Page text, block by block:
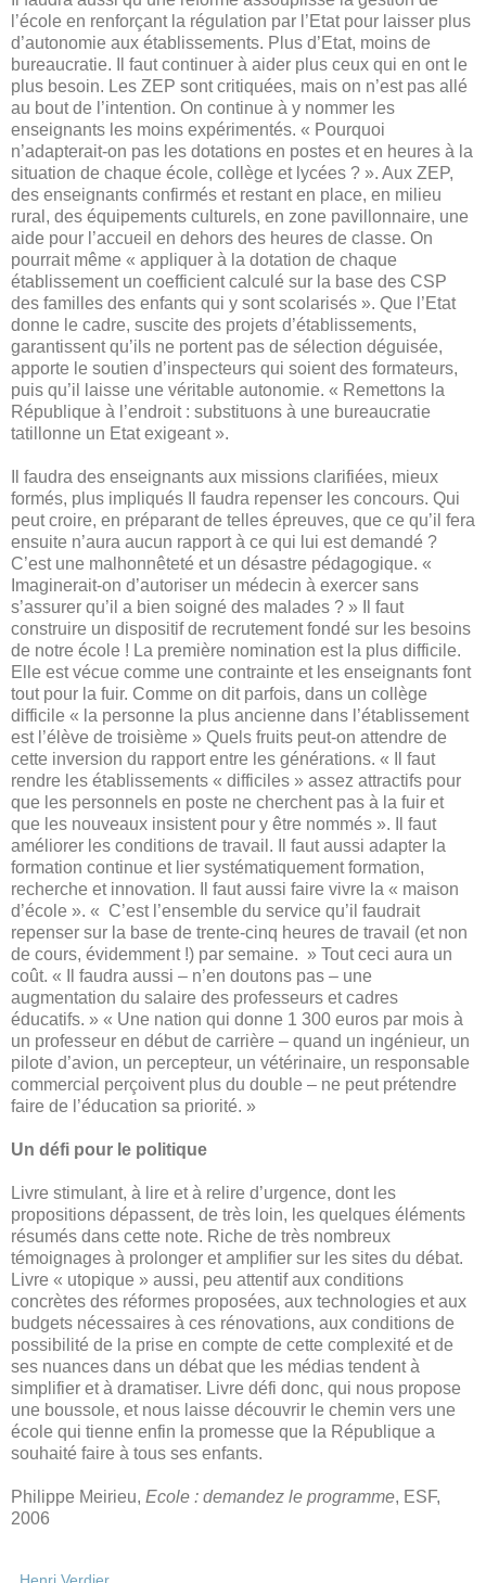
l’école en renforçant la régulation par l’Etat pour laisser plus
d’autonomie aux établissements. Plus d’Etat, moins de
bureaucratie. Il faut continuer à aider plus ceux qui en ont le
plus besoin. Les ZEP sont critiquées, mais on n’est pas allé
au bout de l’intention. On continue à y nommer les
enseignants les moins expérimentés. « Pourquoi
n’adapterait-on pas les dotations en postes et en heures à la
situation de chaque école, collège et lycées ? ». Aux ZEP,
des enseignants confirmés et restant en place, en milieu
rural, des équipements culturels, en zone pavillonnaire, une
aide pour l’accueil en dehors des heures de classe. On
pourrait même « appliquer à la dotation de chaque
établissement un coefficient calculé sur la base des CSP
des familles des enfants qui y sont scolarisés ». Que l’Etat
donne le cadre, suscite des projets d’établissements,
garantissent qu’ils ne portent pas de sélection déguisée,
apporte le soutien d’inspecteurs qui soient des formateurs,
puis qu’il laisse une véritable autonomie. « Remettons la
République à l’endroit : substituons à une bureaucratie
tatillonne un Etat exigeant ».
Il faudra des enseignants aux missions clarifiées, mieux
formés, plus impliqués Il faudra repenser les concours. Qui
peut croire, en préparant de telles épreuves, que ce qu’il fera
ensuite n’aura aucun rapport à ce qui lui est demandé ?
C’est une malhonnêteté et un désastre pédagogique. «
Imaginerait-on d’autoriser un médecin à exercer sans
s’assurer qu’il a bien soigné des malades ? » Il faut
construire un dispositif de recrutement fondé sur les besoins
de notre école ! La première nomination est la plus difficile.
Elle est vécue comme une contrainte et les enseignants font
tout pour la fuir. Comme on dit parfois, dans un collège
difficile « la personne la plus ancienne dans l’établissement
est l’élève de troisième » Quels fruits peut-on attendre de
cette inversion du rapport entre les générations. « Il faut
rendre les établissements « difficiles » assez attractifs pour
que les personnels en poste ne cherchent pas à la fuir et
que les nouveaux insistent pour y être nommés ». Il faut
améliorer les conditions de travail. Il faut aussi adapter la
formation continue et lier systématiquement formation,
recherche et innovation. Il faut aussi faire vivre la « maison
d’école ». « C’est l’ensemble du service qu’il faudrait
repenser sur la base de trente-cinq heures de travail (et non
de cours, évidemment !) par semaine. » Tout ceci aura un
coût. « Il faudra aussi – n’en doutons pas – une
augmentation du salaire des professeurs et cadres
éducatifs. » « Une nation qui donne 1 300 euros par mois à
un professeur en début de carrière – quand un ingénieur, un
pilote d’avion, un percepteur, un vétérinaire, un responsable
commercial perçoivent plus du double – ne peut prétendre
faire de l’éducation sa priorité. »
Un défi pour le politique
Livre stimulant, à lire et à relire d’urgence, dont les
propositions dépassent, de très loin, les quelques éléments
résumés dans cette note. Riche de très nombreux
témoignages à prolonger et amplifier sur les sites du débat.
Livre « utopique » aussi, peu attentif aux conditions
concrètes des réformes proposées, aux technologies et aux
budgets nécessaires à ces rénovations, aux conditions de
possibilité de la prise en compte de cette complexité et de
ses nuances dans un débat que les médias tendent à
simplifier et à dramatiser. Livre défi donc, qui nous propose
une boussole, et nous laisse découvrir le chemin vers une
école qui tienne enfin la promesse que la République a
souhaité faire à tous ses enfants.
Philippe Meirieu, Ecole : demandez le programme, ESF,
2006